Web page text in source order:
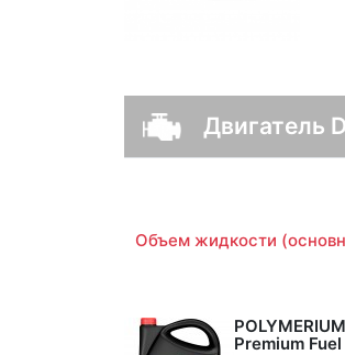
Двигатель
Объем жидкости
Premium